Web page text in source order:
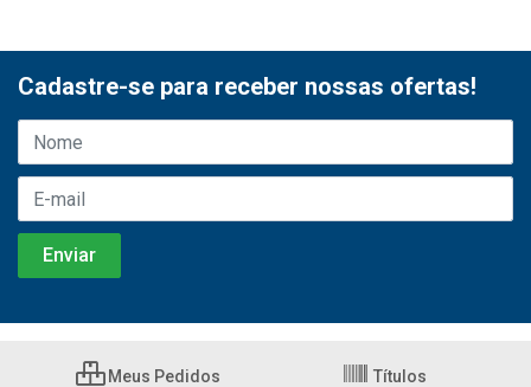
Cadastre-se para receber nossas ofertas!
Meus Pedidos Títulos